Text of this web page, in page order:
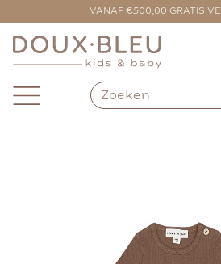
VANAF €500,00 GRATIS
VOOR 16:00 BESTELD =